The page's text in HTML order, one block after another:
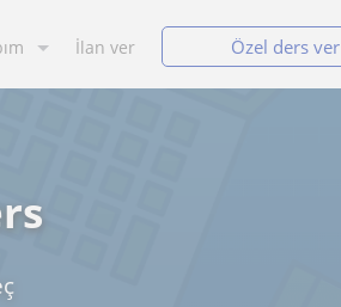
İlan ver Özel ders ver